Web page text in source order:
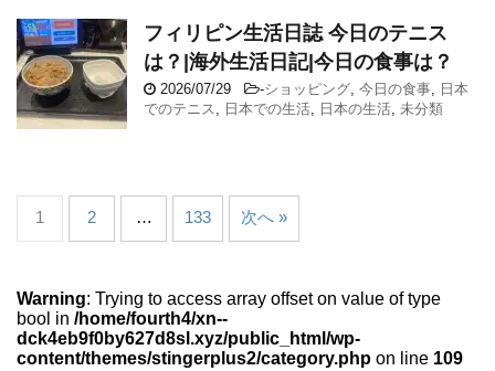
フィリピン生活日誌 今日のテニス
は？|海外生活日記|今日の食事は？
2026/07/29 -ショッピング 今日の食事
日本
でのテニス
日本での生活 日本の生活 未分類
1 2 … 133 次へ »
Warning: Trying to access array offset on value of type
bool in /home/fourth4/xn--
dck4eb9f0by627d8sl.xyz/public_html/wp-
content/themes/stingerplus2/category.php on line 109